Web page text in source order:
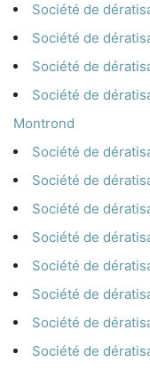
Société de
Société de
Société de
Société de
Montrond
Société de
Société de
Société de
Société de
Société de
Société de
Société de
Société de